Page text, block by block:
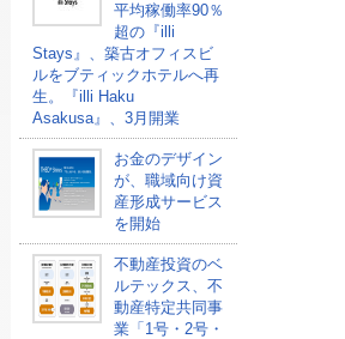
平均稼働率90％
超の『illi
Stays』、築古オフィスビ
ルをブティックホテルへ再
生。『illi Haku
Asakusa』、3月開業
お金のデザイン
が、職域向け資
産形成サービス
を開始
不動産投資のベ
ルテックス、不
動産特定共同事
業「1号・2号・